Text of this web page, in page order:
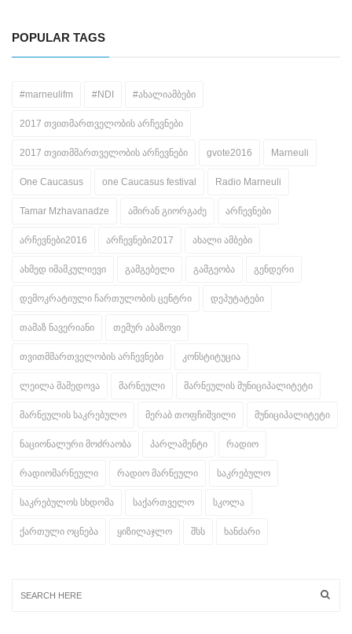
POPULAR TAGS
#marneulifm #NDI #ახალიამბები
2017 თვითმართველობის არჩევნები
2017 თვითმმართველობის არჩევნები gvote2016 Marneuli
One Caucasus one Caucasus festival Radio Marneuli
Tamar Mzhavanadze ამირან გიორგაძე არჩევნები
არჩევნები2016 არჩევნები2017 ახალი ამბები
ახმედ იმამკულიევი გამგებელი გამგეობა გენდერი
დემოკრატიული ჩართულობის ცენტრი დეპუტატები
თამაზ ნავერიანი თემურ აბაზოვი
თვითმმართველობის არჩევნები კონსტიტუცია
ლეილა მამედოვა მარნეული მარნეულის მუნიციპალიტეტი
მარნეულის საკრებულო მერაბ თოფჩიშვილი მუნიციპალიტეტი
ნაციონალური მოძრაობა პარლამენტი რადიო
რადიომარნეული რადიო მარნეული საკრებულო
საკრებულოს სხდომა საქართველო სკოლა
ქართული ოცნება ყიზილაჯლო შსს ხანძარი